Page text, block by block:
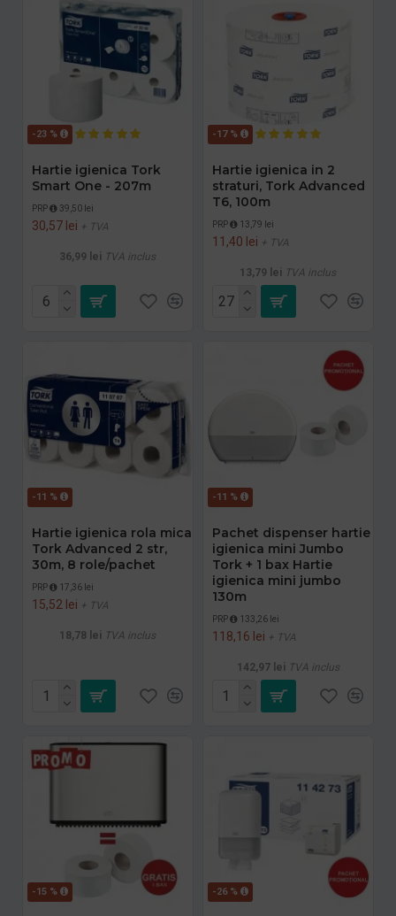
-23 %
Hartie igienica Tork
Smart One - 207m
PRP 39,50 lei
30,57 lei + TVA
36,99 lei TVA inclus
-17 %
Hartie igienica in 2
straturi, Tork Advanced
T6, 100m
PRP 13,79 lei
11,40 lei + TVA
13,79 lei TVA inclus
-11 %
Hartie igienica rola mica
Tork Advanced 2 str,
30m, 8 role/pachet
PRP 17,36 lei
15,52 lei + TVA
18,78 lei TVA inclus
-11 %
Pachet dispenser hartie
igienica mini Jumbo
Tork + 1 bax Hartie
igienica mini jumbo
130m
PRP 133,26 lei
118,16 lei + TVA
142,97 lei TVA inclus
-15 % -26 %